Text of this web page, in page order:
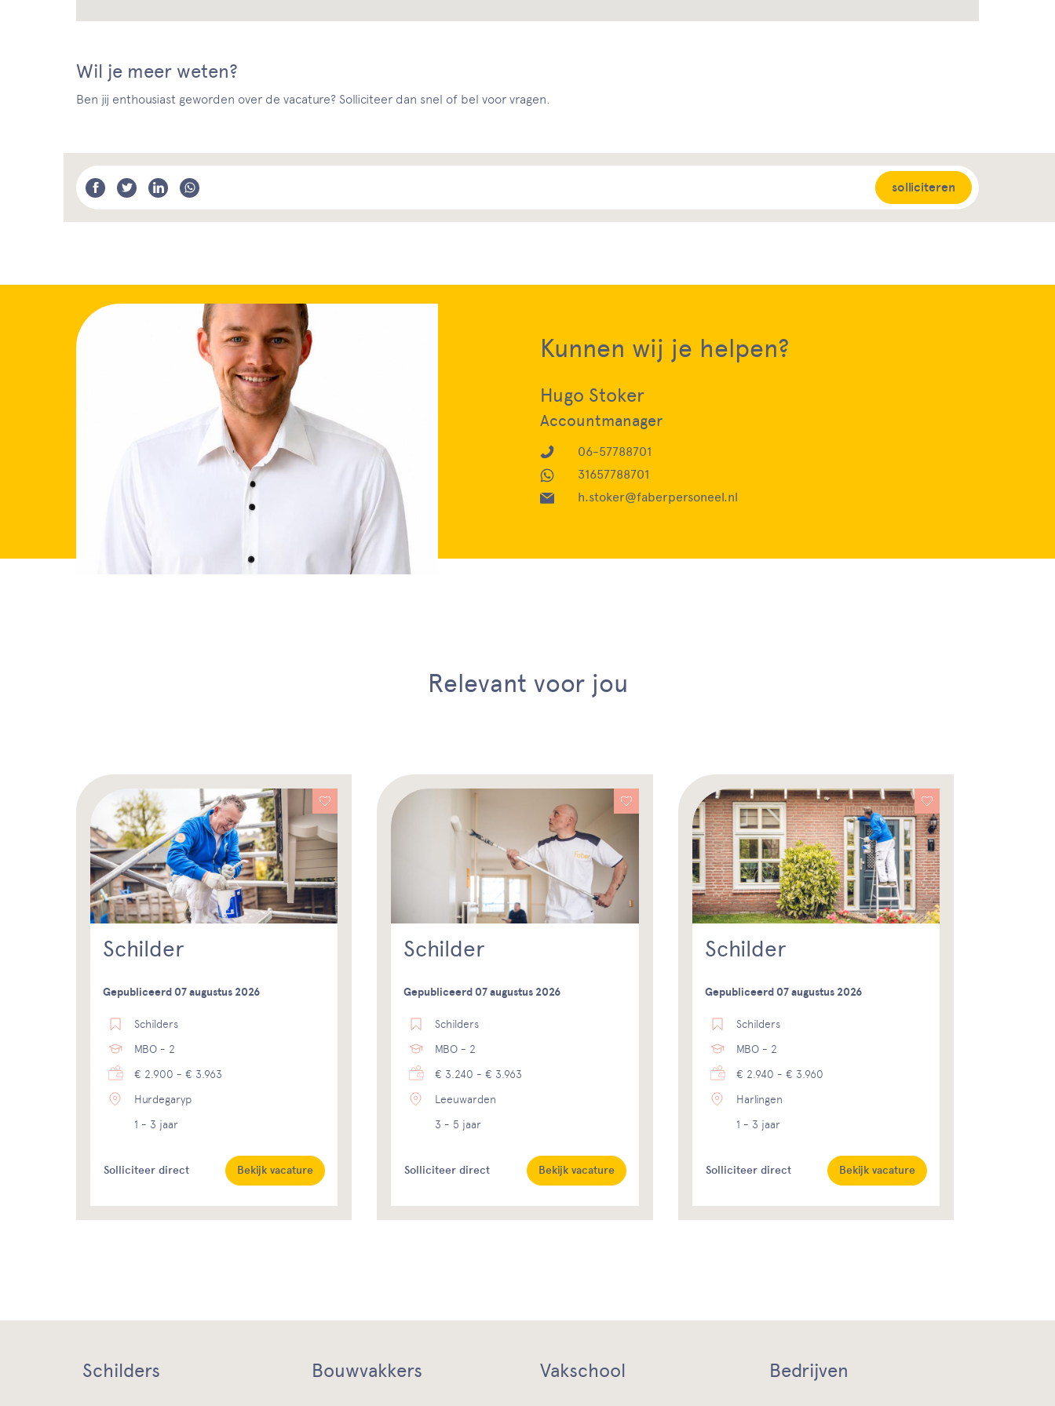
Wil je meer weten?
Ben jij enthousiast geworden over de vacature? Solliciteer dan snel of bel voor vragen.
solliciteren
Kunnen wij je helpen?
Hugo Stoker
Accountmanager
06-57788701
31657788701
h.stoker@faberpersoneel.nl
Relevant voor jou
Schilder
Gepubliceerd 07 augustus 2026
Schilders
MBO - 2
€ 2.900 - € 3.963
Hurdegaryp
1 - 3 jaar
Solliciteer direct Bekijk vacature
Schilder
Gepubliceerd 07 augustus 2026
Schilders
MBO - 2
€ 3.240 - € 3.963
Leeuwarden
3 - 5 jaar
Solliciteer direct Bekijk vacature
Schilder
Gepubliceerd 07 augustus 2026
Schilders
MBO - 2
€ 2.940 - € 3.960
Harlingen
1 - 3 jaar
Solliciteer direct Bekijk vacature
Schilders Bouwvakkers Vakschool Bedrijven